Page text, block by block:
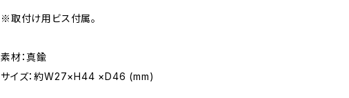
※取付け用ビス付属。
素材：真鍮
サイズ：約W27×H44 ×D46 (mm)